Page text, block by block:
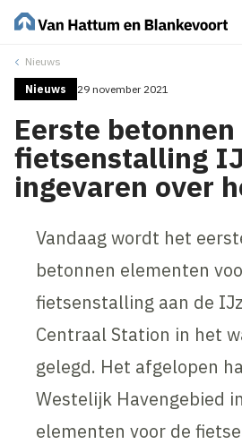
Nieuws
Nieuws 29 november 2021
Eerste
fietsenstalling
ingevaren over
Vandaag wordt het
betonnen elementen
fietsenstalling aan de
Centraal Station in het
gelegd. Het afgelopen
Westelijk Havengebied
elementen voor de